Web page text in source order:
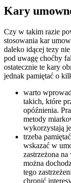
Kary
Czy w takim razie
stosowania kar
daleko idącej tezy
pod uwagę choćby
ostatecznie te kary
jednak pamiętać o
warto
takich, które
opóźnienia.
metody
wykorzystają
trzeba
wskazać w
zastrzeżona
można
tego
chronić